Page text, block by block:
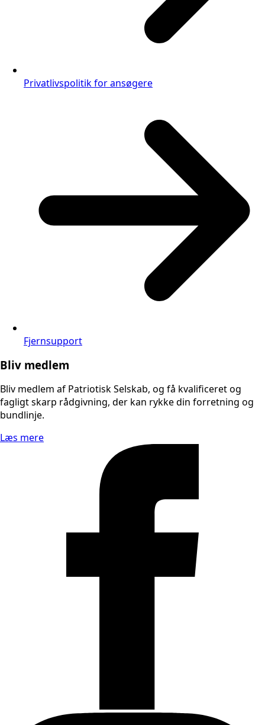
Privatlivspolitik for ansøgere
Fjernsupport
Bliv medlem
Bliv medlem af Patriotisk Selskab, og få kvalificeret og
fagligt skarp rådgivning, der kan rykke din forretning og
bundlinje.
Læs mere